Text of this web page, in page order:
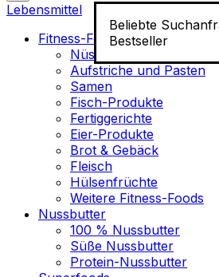
Beliebte
Bestseller
Lebensmittel
Fitness-Food
Nüsse
Aufstriche und Pasten
Samen
Fisch-Produkte
Fertiggerichte
Eier-Produkte
Brot & Gebäck
Fleisch
Hülsenfrüchte
Weitere Fitness-Foods
Nussbutter
100 % Nussbutter
Süße Nussbutter
Protein-Nussbutter